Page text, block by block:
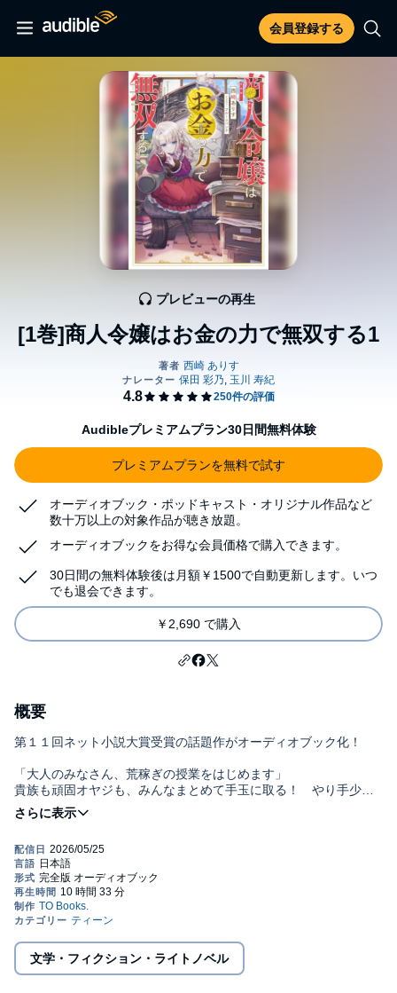
会員登録する
[1巻]商人令嬢はお金の力で無双する1
プレビューの再生
Audibleプレミアムプラン30日間無料体験
プレミアムプランを無料で試す
オーディオブック・ポッドキャスト・オリジナル作品など
数十万以上の対象作品が聴き放題。
オーディオブックをお得な会員価格で購入できます。
30日間の無料体験後は月額￥1500で自動更新します。いつ
でも退会できます。
￥2,690 で購入
概要
第１１回ネット小説大賞受賞の話題作がオーディオブック化！
「大人のみなさん、荒稼ぎの授業をはじめます」
貴族も頑固オヤジも、みんなまとめて手玉に取る！ やり手少女
の荒稼ぎファンタジー開幕！
書き下ろし番外編巻末収録！
「やっぱり裕福な平民がベストな選択肢かしら？」
バリバリの商社マンから転生したサラは、引き取られた先の侯爵
家で作戦を練っていた。歓迎されない居候のままでは将来、平民
出と蔑まれる貴族の後妻が関の山。よし、太い実家（侯爵家）の
的撤退だ。そう思っていたのに……領地は横領により経営破綻寸
前だった!? 大事なパトロンの危機を前に、猫なんてかぶってい
文学・フィクション・ライトノベル